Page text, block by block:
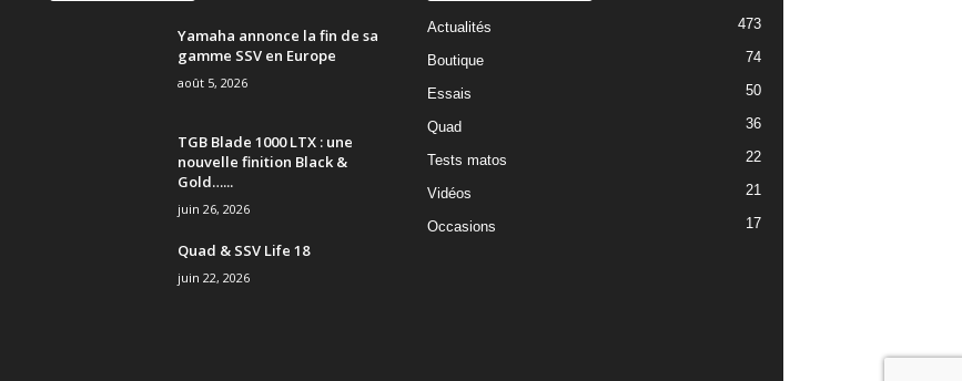
Yamaha annonce la fin de sa
gamme SSV en Europe
août 5, 2026
TGB Blade 1000 LTX : une
nouvelle finition Black &
Gold…...
juin 26, 2026
Quad & SSV Life 18
juin 22, 2026
Actualités 473
Boutique 74
Essais 50
Quad 36
Tests matos 22
Vidéos 21
Occasions 17